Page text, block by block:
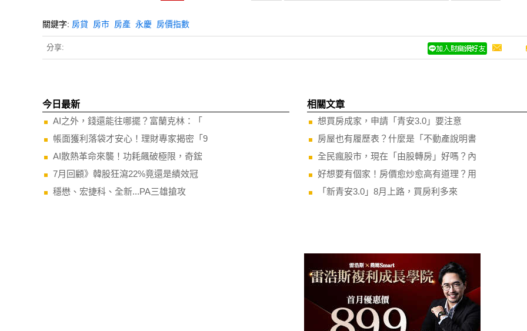
關鍵字: 房貸 房市 房產 永慶 房價指數
分享:
今日最新
AI之外，錢還能往哪擺？富蘭克林：「
帳面獲利落袋才安心！理財專家揭密「9
AI散熱革命來襲！功耗飆破極限，奇鋐
7月回顧》韓股狂瀉22%竟還是績效冠
穩懋、宏捷科、全新...PA三雄搶攻
相關文章
想買房成家，申請「青安3.0」要注意
房屋也有履歷表？什麼是「不動產說明書
全民瘋股市，現在「由股轉房」好嗎？內
好想要有個家！房價愈炒愈高有道理？用
「新青安3.0」8月上路，買房利多來